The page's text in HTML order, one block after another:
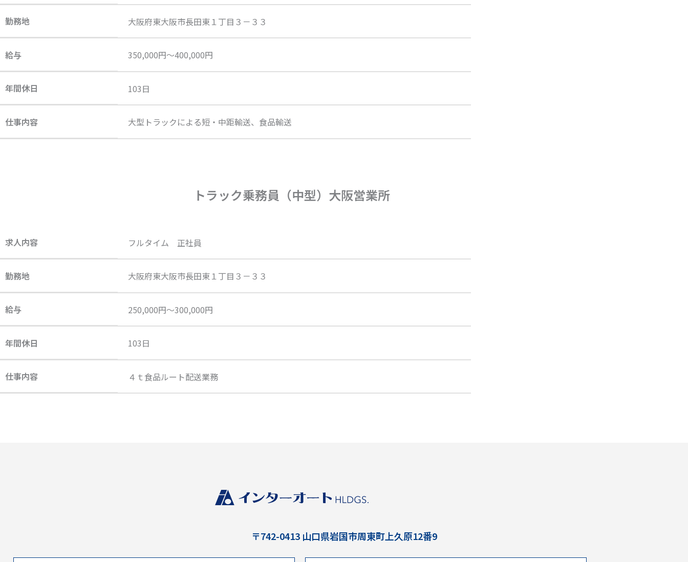
勤務地 大阪府東大阪市長田東１丁目３－３３
給与 350,000円〜400,000円
年間休日 103日
仕事内容 大型トラックによる短・中距輸送、食品輸送
トラック乗務員（中型）大阪営業所
求人内容 フルタイム 正社員
勤務地 大阪府東大阪市長田東１丁目３－３３
給与 250,000円～300,000円
年間休日 103日
仕事内容 ４ｔ食品ルート配送業務
〒742-0413 山口県岩国市周東町上久原12番9